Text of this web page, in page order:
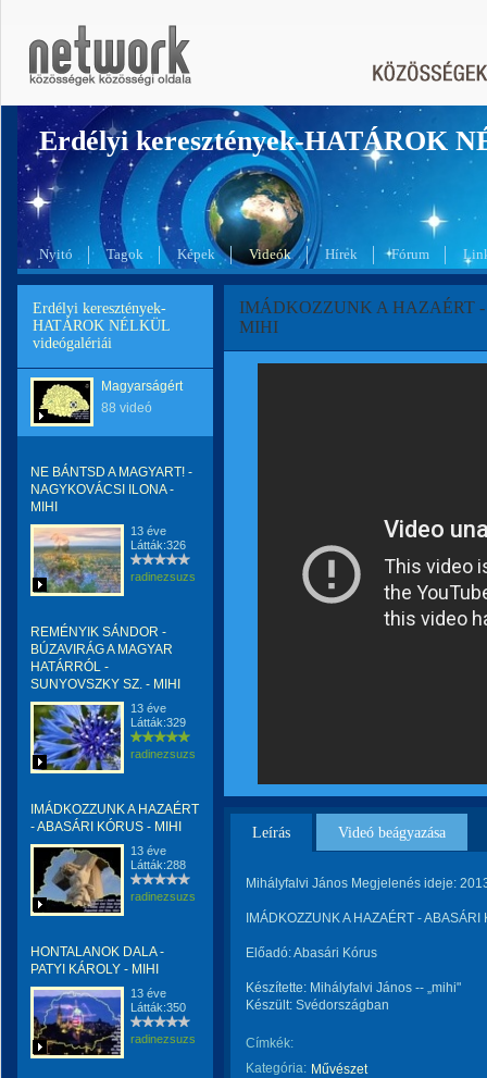
Erdélyi keresztények-HATÁROK
Nyitó Tagok Képek Videók Hírek Fórum
Erdélyi keresztények-
HATÁROK NÉLKÜL
videógalériái
Magyarságért
88 videó
NE BÁNTSD A MAGYART! -
NAGYKOVÁCSI ILONA -
MIHI
13 éve
Látták:326
radinezsuzsa
REMÉNYIK SÁNDOR -
BÚZAVIRÁG A MAGYAR
HATÁRRÓL -
SUNYOVSZKY SZ. - MIHI
13 éve
Látták:329
radinezsuzsa
IMÁDKOZZUNK A HAZAÉRT
- ABASÁRI KÓRUS - MIHI
13 éve
Látták:288
radinezsuzsa
HONTALANOK DALA -
PATYI KÁROLY - MIHI
13 éve
Látták:350
radinezsuzsa
IMÁDKOZZUNK A HAZAÉRT
MIHI
Leírás Videó beágyazása
Mihályfalvi János Megjelenés ideje:
IMÁDKOZZUNK A HAZAÉRT - ABASÁRI
Előadó: Abasári Kórus
Készítette: Mihályfalvi János -- „mihi"
Készült: Svédországban
Címkék:
Kategória: Művészet